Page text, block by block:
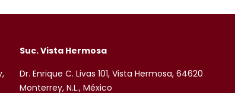
Suc. Vista Hermosa
Dr. Enrique C. Livas 101, Vista Hermosa, 64620
Monterrey, N.L., México